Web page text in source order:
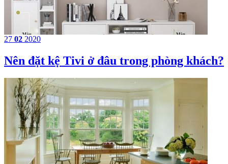
27 02 2020
​Nên đặt kệ Tivi ở đâu trong phòng khách?